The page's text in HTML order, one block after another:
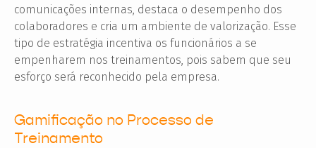
comunicações internas, destaca o desempenho dos
colaboradores e cria um ambiente de valorização. Esse
tipo de estratégia incentiva os funcionários a se
empenharem nos treinamentos, pois sabem que seu
esforço será reconhecido pela empresa.
Gamificação no Processo de
Treinamento